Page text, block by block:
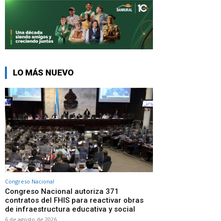
LO MÁS NUEVO
Congreso Nacional
Congreso Nacional autoriza 371
contratos del FHIS para reactivar obras
de infraestructura educativa y social
6 de agosto de 2026